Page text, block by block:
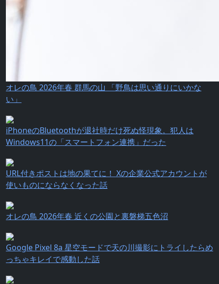
オレの鳥 2026年春 群馬の山 「野鳥は思い通りにいかな
い」
iPhoneのBluetoothが退社時だけ死ぬ怪現象。犯人は
Windows11の「スマートフォン連携」だった
URL付きポストは地の果てに！ Xの企業公式アカウントが
使いものにならなくなった話
オレの鳥 2026年春 近くの公園と裏磐梯五色沼
Google Pixel 8a 星空モードで天の川撮影にトライしたらめ
っちゃキレイで感動した話